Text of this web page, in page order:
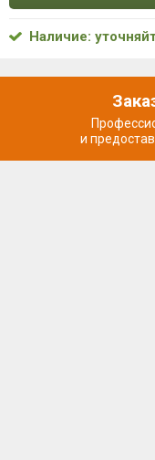
Наличие:
и